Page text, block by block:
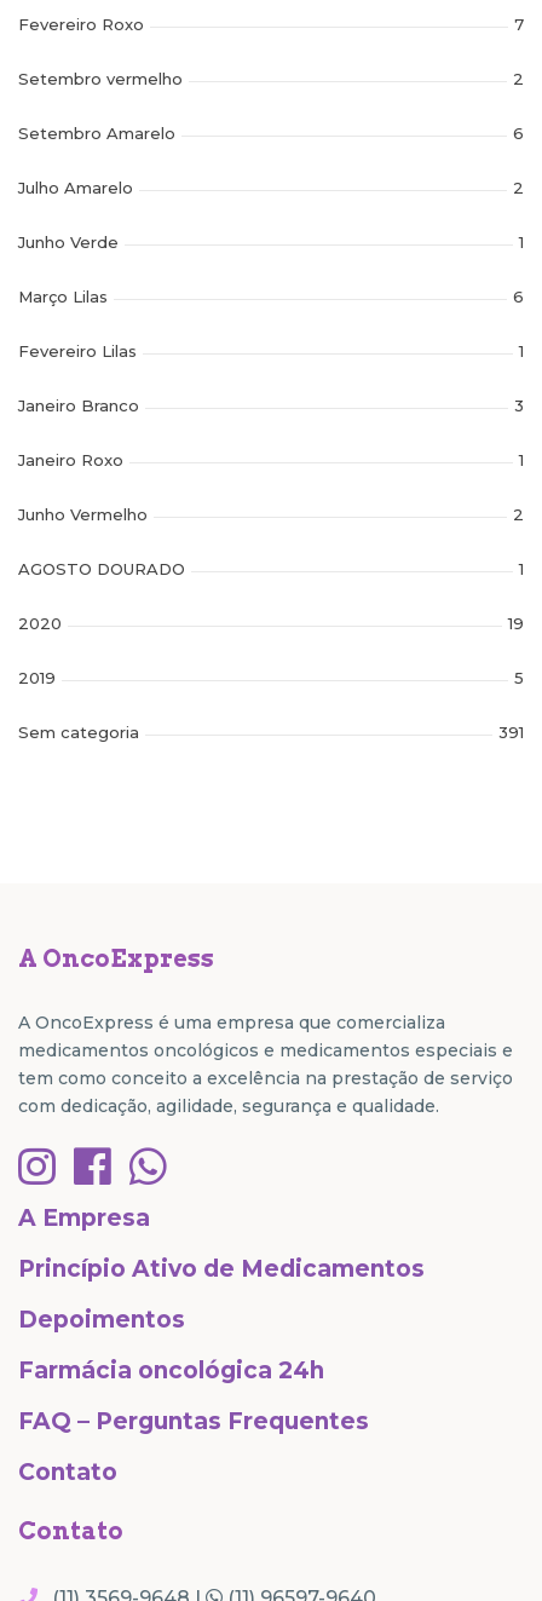
Fevereiro Roxo 7
Setembro vermelho 2
Setembro Amarelo 6
Julho Amarelo 2
Junho Verde 1
Março Lilas 6
Fevereiro Lilas 1
Janeiro Branco 3
Janeiro Roxo 1
Junho Vermelho 2
AGOSTO DOURADO 1
2020 19
2019 5
Sem categoria 391
A OncoExpress
A OncoExpress é uma empresa que comercializa
medicamentos oncológicos e medicamentos especiais e
tem como conceito a excelência na prestação de serviço
com dedicação, agilidade, segurança e qualidade.
A Empresa
Princípio Ativo de Medicamentos
Depoimentos
Farmácia oncológica 24h
FAQ – Perguntas Frequentes
Contato
Contato